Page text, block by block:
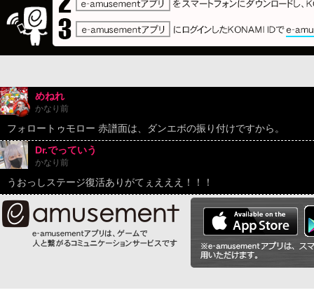
めねれ
かなり前
フォロートゥモロー 赤譜面は、ダンエボの振り付けですから。
Dr.でっていう
かなり前
うおっしステージ復活ありがてぇえええ！！！